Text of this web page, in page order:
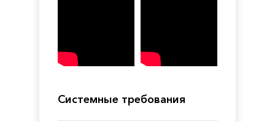
Системные требования